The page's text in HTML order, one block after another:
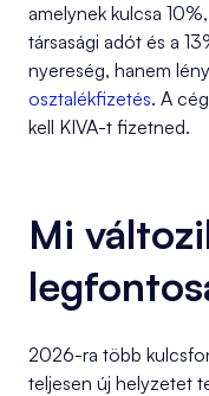
amelynek kulcsa
társasági adót és a
nyereség, hanem
osztalékfizetés. A
kell KIVA-t fizetned.
Mi
2026-ra több
teljesen új helyzetet